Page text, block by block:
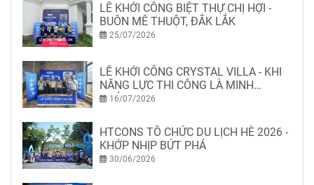
LỄ KHỞI CÔNG BIỆT THỰ CHỊ HỢI -
BUÔN MÊ THUỘT, ĐẮK LẮK
25/07/2026
LỄ KHỞI CÔNG CRYSTAL VILLA - KHI
NĂNG LỰC THI CÔNG LÀ MINH
CHỨNG
16/07/2026
HTCONS TỔ CHỨC DU LỊCH HÈ 2026 -
KHỚP NHỊP BỨT PHÁ
30/06/2026